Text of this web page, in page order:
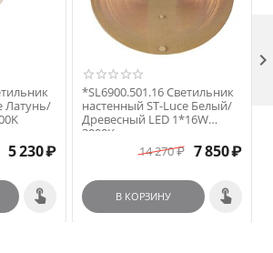
Латунь/
5 230₽
*SL6900.501.16 Светильник
настенный ST-Luce Белый/
Древесный LED 1*16W
3000K
14 270₽ 7 850₽
В КОРЗИНУ
